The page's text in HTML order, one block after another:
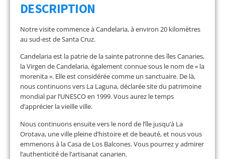
DESCRIPTION
Notre visite commence à Candelaria, à environ 20 kilomètres
au sud-est de Santa Cruz.
Candelaria est la patrie de la sainte patronne des îles Canaries,
la Virgen de Candelaria, également connue sous le nom de « la
morenita ». Elle est considérée comme un sanctuaire. De là,
nous continuons vers La Laguna, déclarée site du patrimoine
mondial par l’UNESCO en 1999. Vous aurez le temps
d’apprécier la vieille ville.
Nous continuons ensuite vers le nord de l’île jusqu’à La
Orotava, une ville pleine d’histoire et de beauté, et nous vous
emmenons à la Casa de Los Balcones. Vous pourrez y admirer
l’authenticité de l’artisanat canarien.